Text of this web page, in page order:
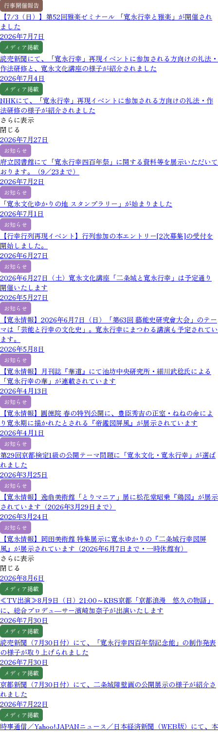
行事開催報告
【7/3（日）】第52回雅楽ゼミナール 「寛永行幸と雅楽」が開催され
ました
2026年7月7日
メディア掲載
読売新聞にて、「寛永行幸」再現イベントに参加される方向けの礼法・
作法研修と、寛永文化講座の様子が紹介されました
2026年7月4日
メディア掲載
NHKにて、「寛永行幸」再現イベントに参加される方向けの礼法・作
法研修の様子が紹介されました
さらに表示
閉じる
2026年7月27日
お知らせ
府立図書館にて「寛永行幸四百年祭」に関する資料等を展示いただいて
おります。（9／23まで）
2026年7月2日
お知らせ
「寛永文化ゆかりの地 スタンプラリー」が始まりました
2026年7月1日
お知らせ
【行幸行列再現イベント】行列参加の本エントリー[2次募集]の受付を
開始しました。
2026年6月27日
お知らせ
2026年6月27日（土）寛永文化講座「二条城と寛永行幸」は予定通り
開催いたします
2026年5月27日
お知らせ
【寛永情報】2026年6月7日（日）「第63回 藝能史研究會大会」のテー
マは「芸能と行幸の文化史」。寛永行幸にまつわる講演も予定されてい
ます。
2026年5月8日
お知らせ
【寛永情報】月刊誌『華道』にて池坊中央研究所・細川武稔氏による
「寛永行幸の華」が連載されています
2026年4月13日
お知らせ
【寛永情報】圓徳院 春の特別公開に、豊臣秀吉の正室・ねねの命によ
り寛永期に描かれたとされる『帝鑑図屏風』が展示されています
2026年4月1日
お知らせ
第29回京都検定1級の公開テーマ問題に「寛永文化・寛永行幸」が選ば
れました
2026年3月25日
お知らせ
【寛永情報】逸翁美術館「とりマニア」展に松花堂昭乗『鶏図』が展示
されています（2026年3月29日まで）
2026年3月24日
お知らせ
【寛永情報】岡田美術館 特集展示に寛永ゆかりの『二条城行幸図屏
風』が展示されています（2026年6月7日まで・一時休館有）
さらに表示
閉じる
2026年8月6日
メディア掲載
≪TV出演≫8月9日（日）21:00～KBS京都「京都浪漫 悠久の物語」
に、総合プロデュ―サー濱崎加奈子が出演いたします
2026年7月30日
メディア掲載
読売新聞（7月30日付）にて、「寛永行幸四百年祭記念能」の制作発表
の様子が取り上げられました
2026年7月30日
メディア掲載
京都新聞（7月30日付）にて、二条城障壁画の公開展示の様子が紹介さ
れました
2026年7月22日
メディア掲載
時事通信／Yahoo!JAPANニュース／日本経済新聞（WEB版）にて、本